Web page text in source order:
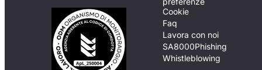
Cookie
Faq
Lavora con noi
SA8000Phishing
Whistleblowing